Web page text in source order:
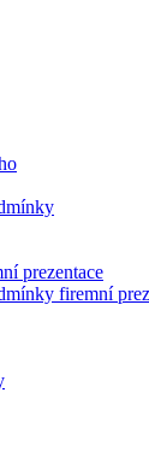
prezentace
firemní